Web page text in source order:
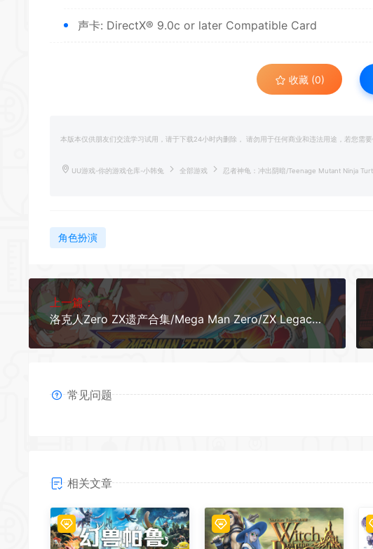
声卡: DirectX® 9.0c or later Compatible Card
收藏 (0)
本版本仅供朋友们交流学习试用，请于下载24小时内删除， 请勿用于任何商业和违法用途，若您需
UU游戏-你的游戏仓库-小韩兔 全部游戏 忍者神龟：冲出阴暗/Teenage Mutant Ninja
角色扮演
上一篇：
洛克人Zero ZX遗产合集/Mega Man Zero/ZX Legacy Collection
常见问题
相关文章
*